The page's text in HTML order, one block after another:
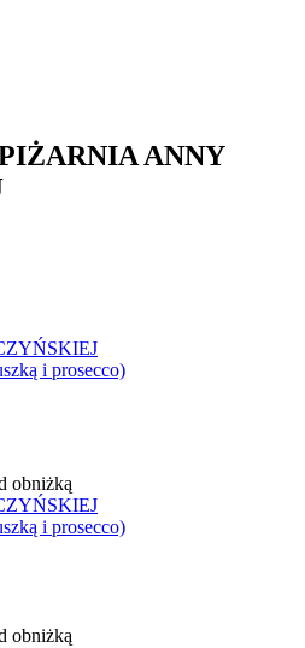
ANNY
i prosecco)
obniżką
i prosecco)
obniżką